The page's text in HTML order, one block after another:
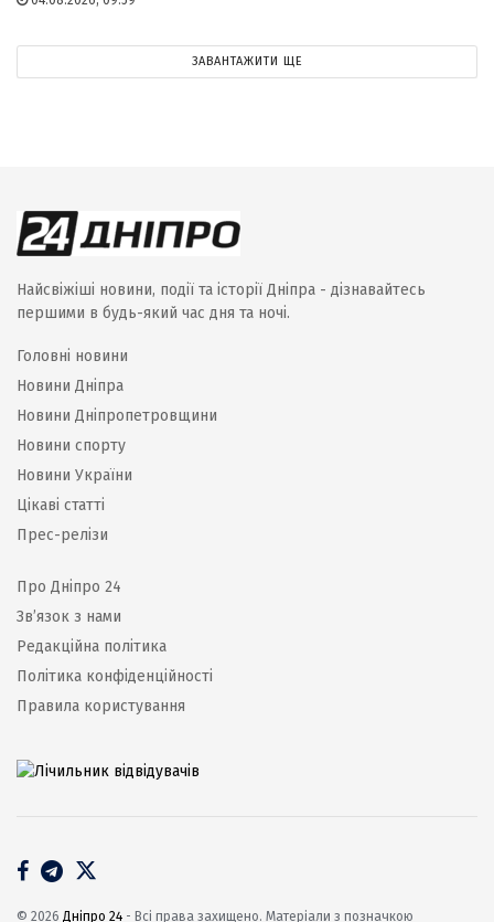
ЗАВАНТАЖИТИ ЩЕ
Найсвіжіші новини, події та історії Дніпра - дізнавайтесь
першими в будь-який час дня та ночі.
Головні новини
Новини Дніпра
Новини Дніпропетровщини
Новини спорту
Новини України
Цікаві статті
Прес-релізи
Про Дніпро 24
Зв’язок з нами
Редакційна політика
Політика конфіденційності
Правила користування
© 2026 Дніпро 24 - Всі права захищено. Матеріали з позначкою